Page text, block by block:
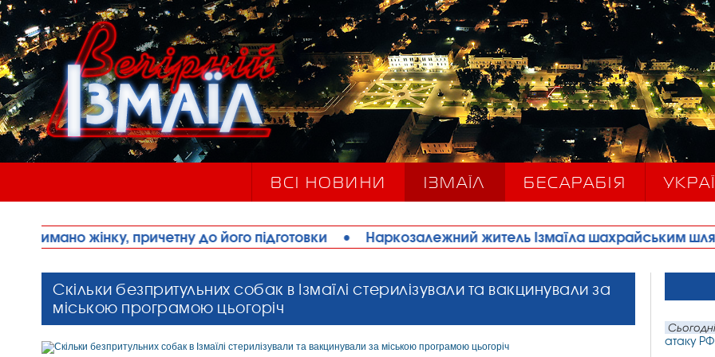
ВСІ НОВИНИ ІЗМАЇЛ БЕСАРАБІЯ
причетну до його підготовки • Наркозалежний житель Ізмаїла шахрайським шляхом отримував
Скільки безпритульних собак в Ізмаїлі стерилізували та вакцинували за
міською програмою цьогоріч
атаку РФ